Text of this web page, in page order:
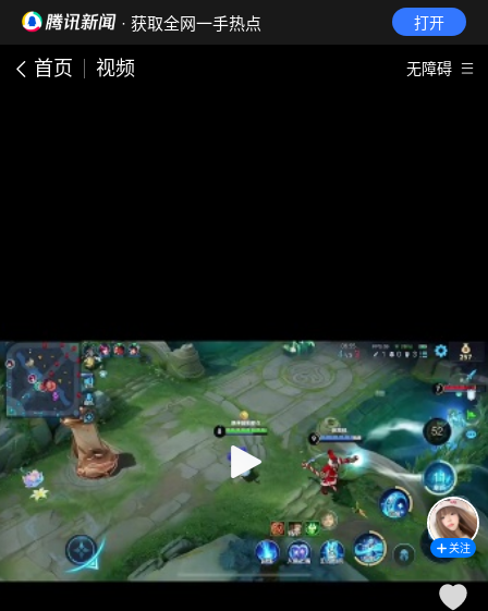
· 获取全网一手热点 打开
首页 视频 无障碍
关注